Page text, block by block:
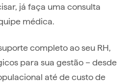
já faça uma consulta
médica.
completo ao seu RH,
para sua gestão – desde
até de custo de